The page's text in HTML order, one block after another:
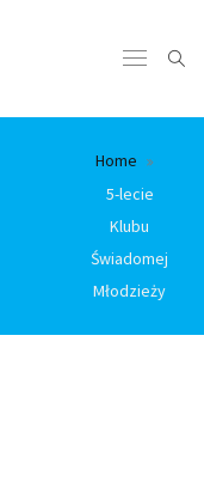
Home
5-lecie
Klubu
Świadomej
Młodzieży